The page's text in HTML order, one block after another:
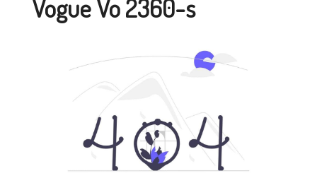
Vogue Vo 2360-s